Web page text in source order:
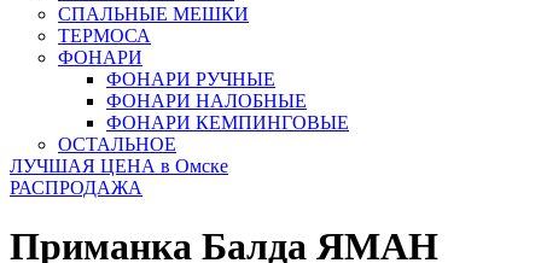
СПАЛЬНЫЕ МЕШКИ
ТЕРМОСА
ФОНАРИ
ФОНАРИ РУЧНЫЕ
ФОНАРИ НАЛОБНЫЕ
ФОНАРИ КЕМПИНГОВЫЕ
ОСТАЛЬНОЕ
ЛУЧШАЯ ЦЕНА в Омске
РАСПРОДАЖА
Приманка Балда ЯМАН